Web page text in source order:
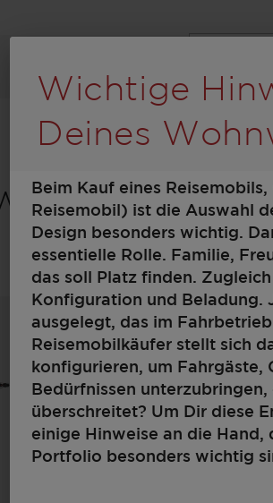
Durch
Wichtige
Deines
Beim Kauf eines
Reisemobil) ist die Auswahl
Design besonders wichtig.
essentielle Rolle. Familie,
das soll Platz finden.
Konfiguration und Beladung.
ausgelegt, das im
Reisemobilkäufer stellt sich
konfigurieren, um Fahrgäste,
Bedürfnissen
überschreitet? Um Dir diese
einige Hinweise an die Hand,
Portfolio besonders wichtig